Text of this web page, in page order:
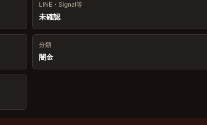
LINE・Signal等
未確認
分類
闇金